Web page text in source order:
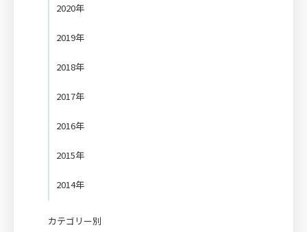
2020年
2019年
2018年
2017年
2016年
2015年
2014年
カテゴリー別